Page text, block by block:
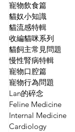
寵物飲食篇
貓奴小知識
貓流感特輯
收編貓咪系列
貓飼主常見問題
慢性腎病特輯
寵物口腔篇
寵物行為問題
Lan的碎念
Feline Medicine
Internal Medicine
Cardiology